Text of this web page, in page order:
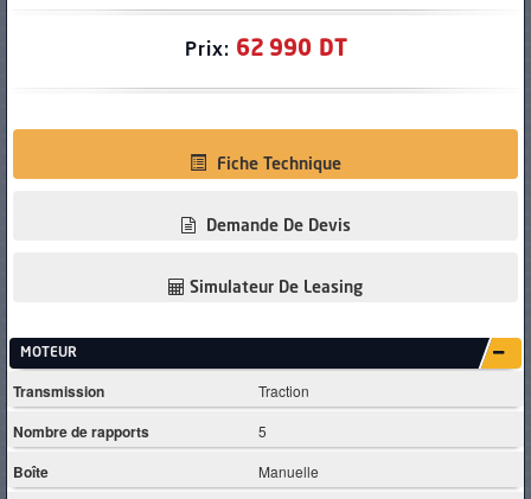
Prix: 62 990 DT
Fiche Technique
Demande De Devis
Simulateur De Leasing
MOTEUR
Transmission Traction
Nombre de rapports 5
Boîte Manuelle